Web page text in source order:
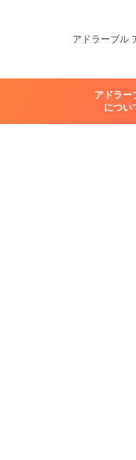
アドラーブル
アドラー
につい